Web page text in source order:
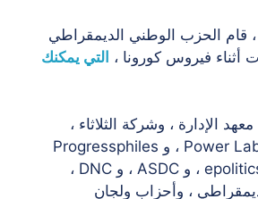
قام الحزب الوطني الديمقراطي
أثناء فيروس كورونا ، التي يمكنك
الإدارة ، وشركة الثلاثاء ،
ومختبر M&R ، و Power Labs ، و Progressphiles
listserv ، و epolitics.com ، و ASDC ، و DNC ،
، وأحزاب ولجان